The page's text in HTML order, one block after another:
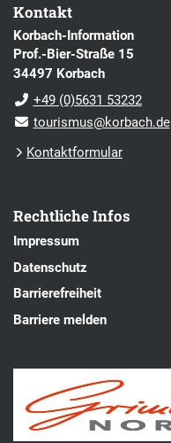
Kontakt
Korbach-Information
Prof.-Bier-Straße 15
34497 Korbach
+49 (0)5631 53232
tourismus@korbach.de
Kontaktformular
Rechtliche Infos
Impressum
Datenschutz
Barrierefreiheit
Barriere melden